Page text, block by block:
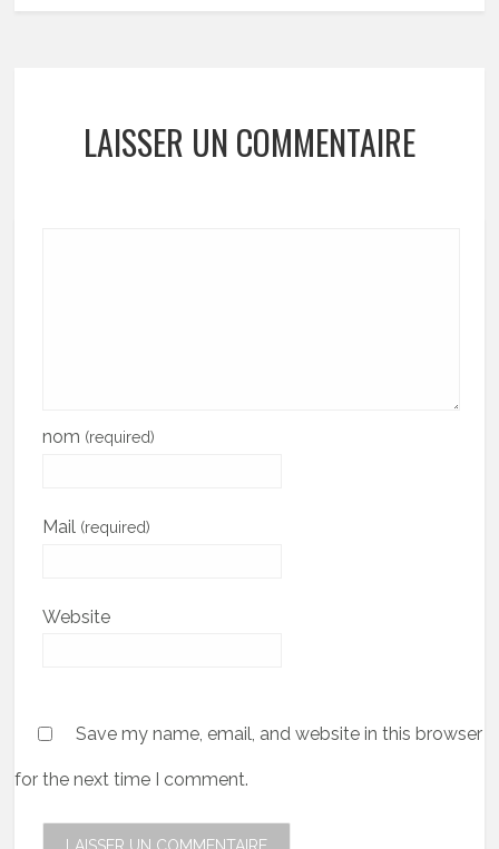
LAISSER UN COMMENTAIRE
nom (required)
Mail (required)
Website
Save my name, email, and website in this browser
for the next time I comment.